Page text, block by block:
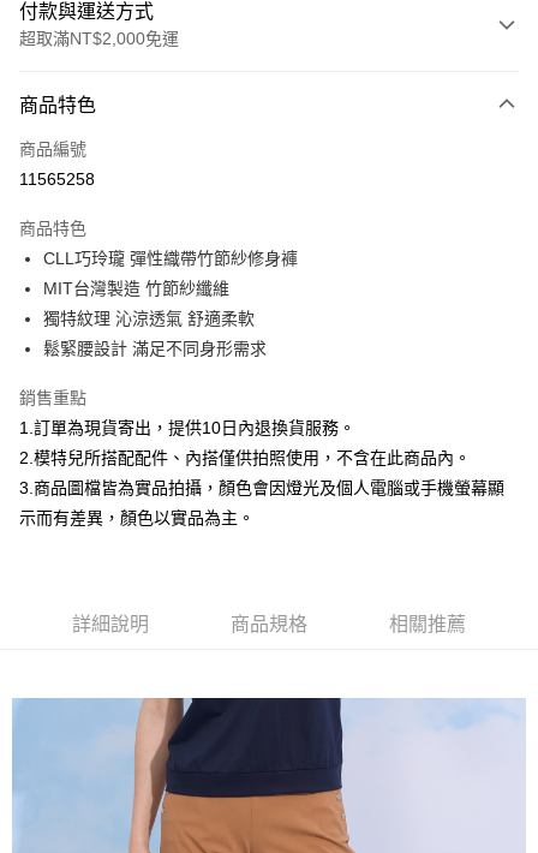
付款與運送方式
超取滿NT$2,000免運
信用卡一次付款
信用卡分期付款
合作金庫商業銀行
華南商業銀行
彰化商業銀行
上海商業儲蓄銀行
國泰世華商業銀行
臺灣中小企業銀行
聯邦商業銀行
元大商業銀行
永豐商業銀行
台新國際商業銀行
中國信託商業銀行
台灣樂天信用卡公司
超商取貨付款
LINE Pay
Apple Pay
悠遊付
Google Pay
全盈+PAY
【大哥付你分期使用說明】
1.本服務由台灣大哥大提供，台灣大哥大用戶可立即使用無須另外申請。
成交易。
3.實際核准額度、可分期數及費用金額請依後續交易確認頁面所載為準。
4.訂單成立30分鐘內，如未前往確認交易或遇審核未通過，訂單將自動取
消。如遇「轉專審核」未通過狀況，表示未達大哥付你分期系統評分，恕無
【繳款方式說明】
1.分期款項不併入電信帳單，「大哥付你分期」於每月結算日後寄送繳費提
AFTEE先享後付
AFTEE先享後付是「在收到商品之後才付款」的支付方式。 讓您購物簡單
１．簡單：不需註冊會員、不需綁卡、不需儲值。
２．便利：只要手機號碼，簡訊認證，即可結帳。
３．安心：先確認商品／服務後，再付款。
【「AFTEE先享後付」結帳流程】
每筆NT$120，滿NT$2,000(含以上)免運費
商品特色
商品編號
11565258
商品特色
CLL巧玲瓏 彈性織帶竹節紗修身褲
MIT台灣製造 竹節紗纖維
獨特紋理 沁涼透氣 舒適柔軟
鬆緊腰設計 滿足不同身形需求
銷售重點
1.訂單為現貨寄出，提供10日內退換貨服務。
2.模特兒所搭配配件、內搭僅供拍照使用，不含在此商品內。
3.商品圖檔皆為實品拍攝，顏色會因燈光及個人電腦或手機螢幕顯
示而有差異，顏色以實品為主。
詳細說明 商品規格 相關推薦